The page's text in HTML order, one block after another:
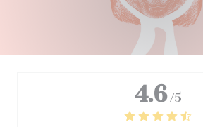
4.6 /5